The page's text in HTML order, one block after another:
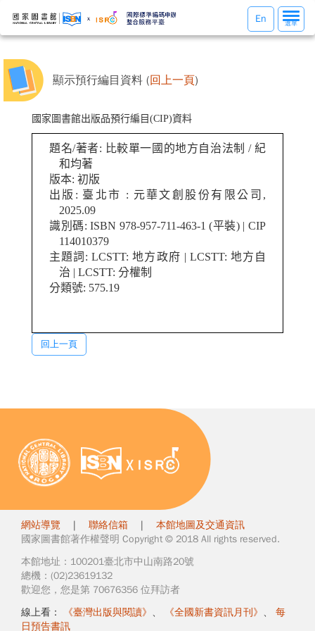
選
單
選單
En
顯示預行編目資料 (回上一頁)
國家圖書館出版品預行編目(CIP)資料
題名/著者: 比較單一國的地方自治法制 / 紀
和均著
版本: 初版
出版: 臺北市 : 元華文創股份有限公司,
2025.09
識別碼: ISBN 978-957-711-463-1 (平裝) | CIP
114010379
主題詞: LCSTT: 地方政府 | LCSTT: 地方自
治 | LCSTT: 分權制
分類號: 575.19
回上一頁
網站導覽 | 聯絡信箱 | 本館地圖及交通資訊
國家圖書館著作權聲明 Copyright © 2018 All rights reserved.
本館地址：100201臺北市中山南路20號
總機：(02)23619132
歡迎您，您是第 70676356 位拜訪者
線上看：
《臺灣出版與閱讀》 、 《全國新書資訊月刊》 、 每
日預告書訊